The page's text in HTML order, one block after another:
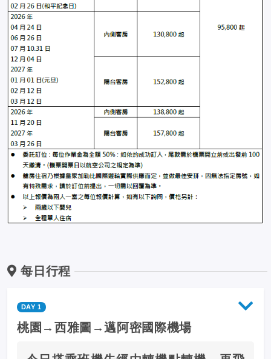
每日行程
DAY 1
桃園→西雅圖→邁阿密國際機場